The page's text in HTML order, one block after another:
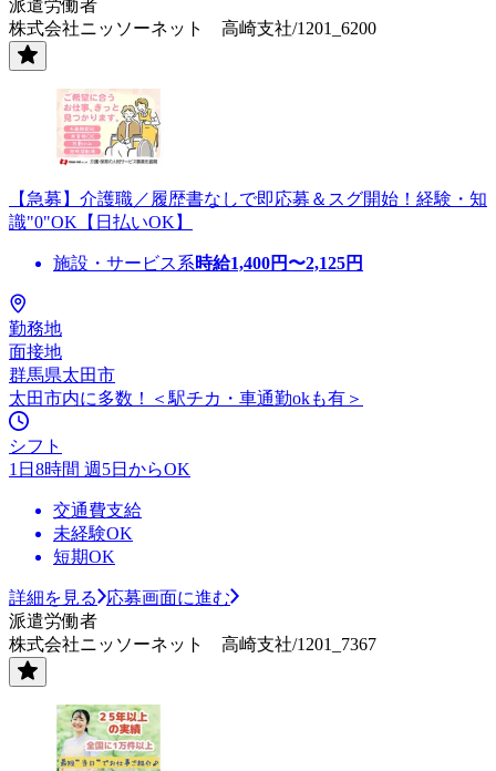
派遣労働者
株式会社ニッソーネット 高崎支社/1201_6200
【急募】介護職／履歴書なしで即応募＆スグ開始！経験・知
識"0"OK【日払いOK】
施設・サービス系時給1,400円〜2,125円
勤務地
面接地
群馬県太田市
太田市内に多数！＜駅チカ・車通勤okも有＞
シフト
1日8時間 週5日からOK
交通費支給
未経験OK
短期OK
詳細を見る
応募画面に進む
派遣労働者
株式会社ニッソーネット 高崎支社/1201_7367